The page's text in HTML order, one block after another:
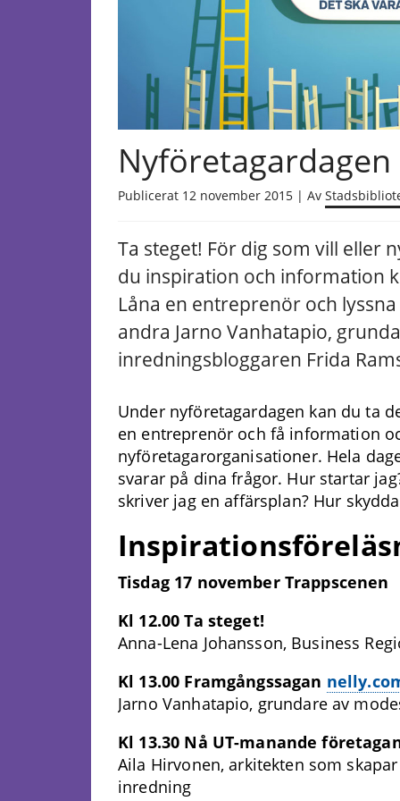
Nyföretagardagen
Publicerat 12 november 2015 | Av
Ta steget! För dig som vill eller
du inspiration och information
Låna en entreprenör och
andra Jarno Vanhatapio,
inredningsbloggaren Frida
Under nyföretagardagen kan du ta
en entreprenör och få information
nyföretagarorganisationer. Hela
svarar på dina frågor. Hur startar
skriver jag en affärsplan? Hur
Tisdag 17 november Trappscenen
Kl 12.00 Ta steget!
Anna-Lena Johansson, Business
Kl 13.00 Framgångssagan
Jarno Vanhatapio, grundare av
Kl 13.30 Nå UT-manande
Aila Hirvonen, arkitekten som
inredning